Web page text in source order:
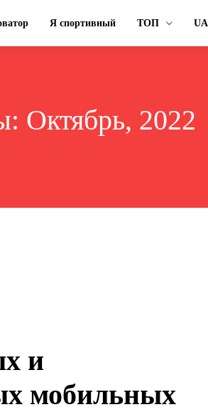
Я спортивный ТОП UA
Октябрь, 2022
и
мобильных